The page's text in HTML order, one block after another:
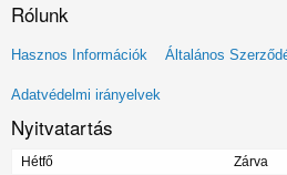
Rólunk
Lábléc
menü
Hasznos Információk Általános
Adatvédelmi irányelvek
Nyitvatartás
Hétfő
Zárva